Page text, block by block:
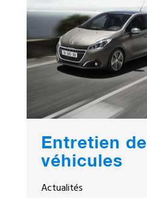
Entretien de
véhicules
Actualités